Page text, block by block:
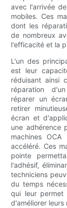
avec l'arrivée
mobiles. Ces
dont les
de nombreux
l'efficacité et la
L'un des
est leur
réduisant ainsi
réparation
réparer un
retirer
écran et
une adhérence
machines
accéléré. Ces
pointe
l'adhésif,
techniciens
du temps
qui leur
d'améliorer leurs